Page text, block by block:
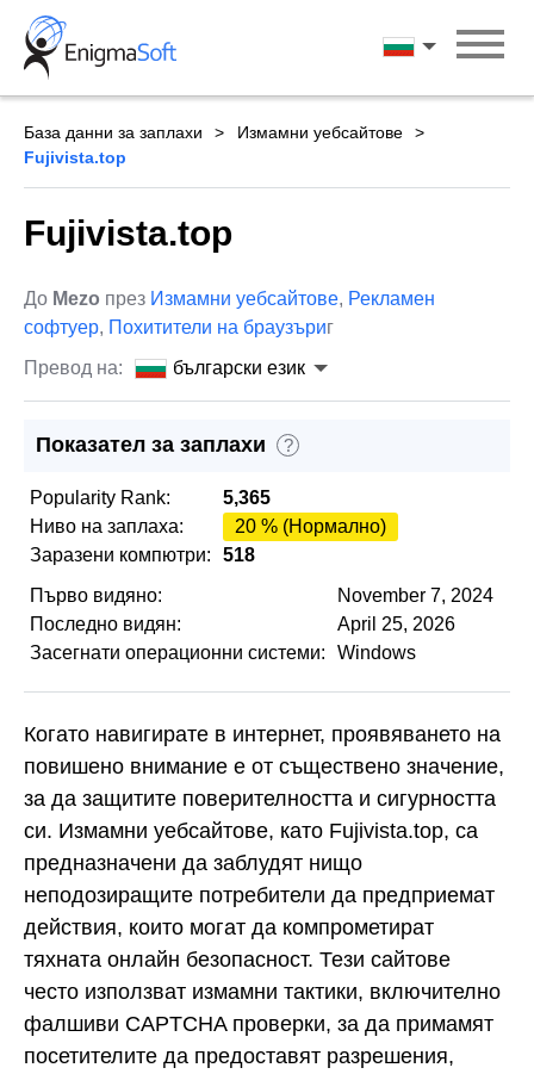
Skip
content
български
База данни за заплахи
Измамни уебсайтове
Fujivista.top
Fujivista.top
До Mezo през Измамни уебсайтове, Рекламен
софтуер, Похитители на браузъриг
Превод на:
български език
Показател за заплахи ?
Popularity Rank:
5,365
Ниво на заплаха:
20 % (Нормално)
Заразени компютри:
518
Първо видяно:
November 7, 2024
Последно видян:
April 25, 2026
Засегнати операционни системи:
Windows
Когато навигирате в интернет, проявяването на
повишено внимание е от съществено значение,
за да защитите поверителността и сигурността
си. Измамни уебсайтове, като Fujivista.top, са
предназначени да заблудят нищо
неподозиращите потребители да предприемат
действия, които могат да компрометират
тяхната онлайн безопасност. Тези сайтове
често използват измамни тактики, включително
фалшиви CAPTCHA проверки, за да примамят
посетителите да предоставят разрешения,